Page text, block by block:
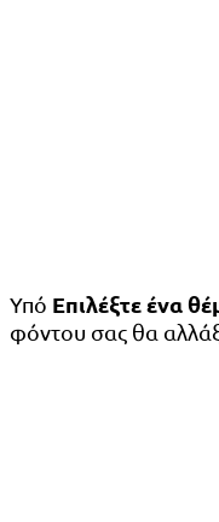
Υπό Επιλέξτε ένα
φόντου σας θα